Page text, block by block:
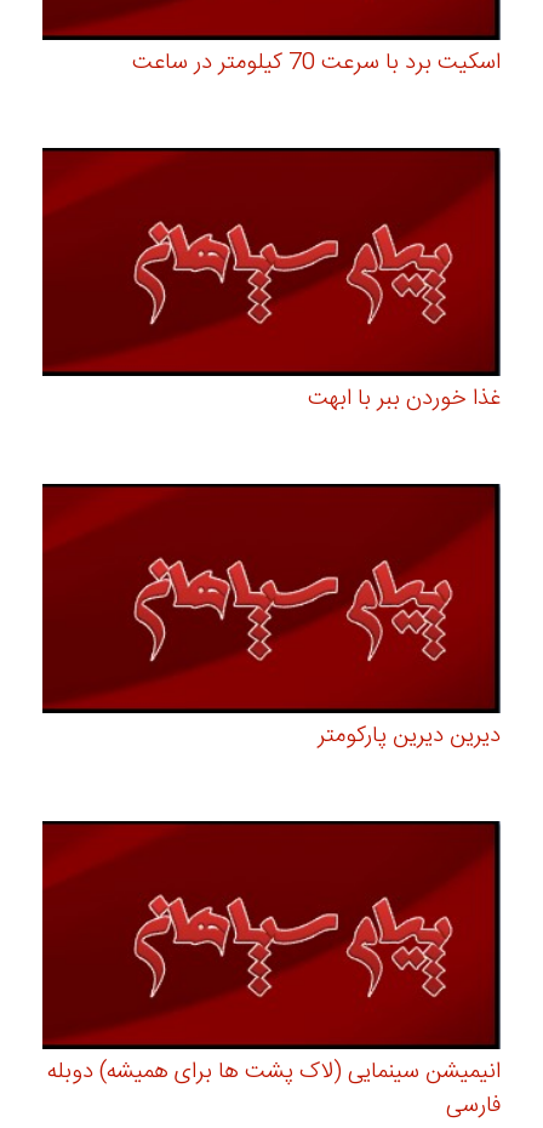
اسکیت برد با سرعت 70 کیلومتر در ساعت
غذا خوردن ببر با ابهت
دیرین دیرین پارکومتر
انیمیشن سینمایی (لاک پشت ها برای همیشه) دوبله
فارسی